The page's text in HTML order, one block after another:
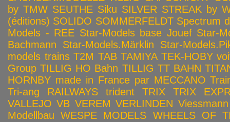
by TMW SEUTHE Siku SILVER STREAK by
(éditions) SOLIDO SOMMERFELDT Spectrum
Models - REE Star-Models base Jouef Star-
Bachmann
Star-Models.Märklin
Star-
models trains T2M TAB TAMIYA TEK-HOBY
Group TILLIG HO Bahn TILLIG TT BAHN
HORNBY made in France par MECCANO
Tri-ang RAILWAYS
trident TRIX
TRIX
VALLEJO VB VEREM VERLINDEN Viessmann
Modellbau WESPE MODELS WHEELS OF